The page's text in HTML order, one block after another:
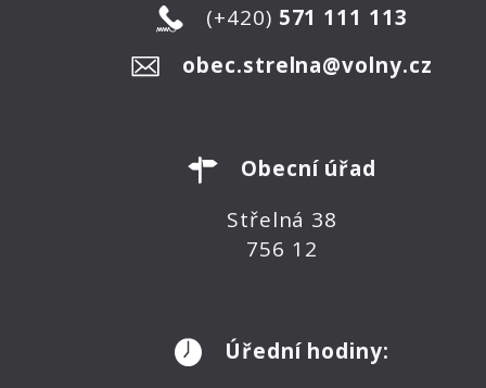
(+420) 571 111 113
obec.strelna@volny.cz
Obecní úřad
Střelná 38
756 12
Úřední hodiny: